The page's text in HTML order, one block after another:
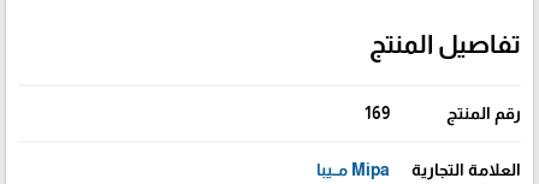
تفاصيل المنتج
رقم المنتج 169
العلامة التجارية Mipa مــيبا